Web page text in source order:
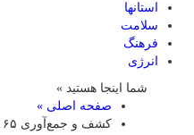
استانها
سلامت
فرهنگ
انرژی
شما اینجا هستید »
صفحه اصلی »
کشف و جمع‌آوری ۶۵ دستگاه ماینر غیرمجاز در بوشهر